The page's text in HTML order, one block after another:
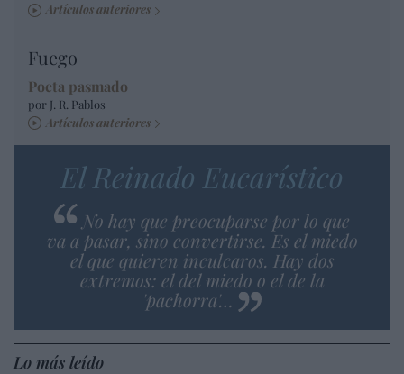
Artículos anteriores
Fuego
Poeta pasmado
por J. R. Pablos
Artículos anteriores
El Reinado Eucarístico
No hay que preocuparse por lo que
va a pasar, sino convertirse. Es el miedo
el que quieren inculcaros. Hay dos
extremos: el del miedo o el de la
'pachorra'…
Lo más leído